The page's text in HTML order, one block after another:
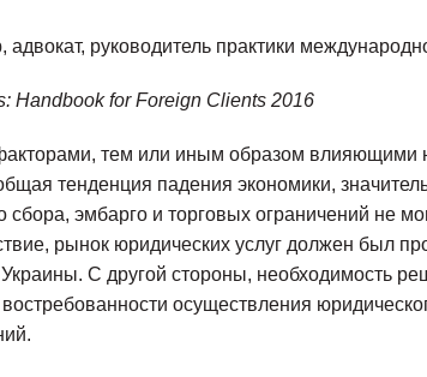
адвокат, руководитель практики
Handbook for Foreign Clients 2016
тем или иным образом влияющими
тенденция падения экономики,
эмбарго и торговых ограничений не
рынок юридических услуг должен был
С другой стороны, необходимость
осуществления